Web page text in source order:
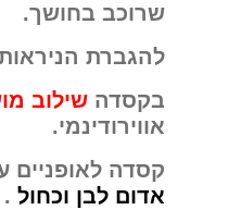
שרוכב בחושך.
להגברת
בקסדה שילוב
אווירודינמי.
קסדה לאופניים עם 12
אדום לבן וכחול .